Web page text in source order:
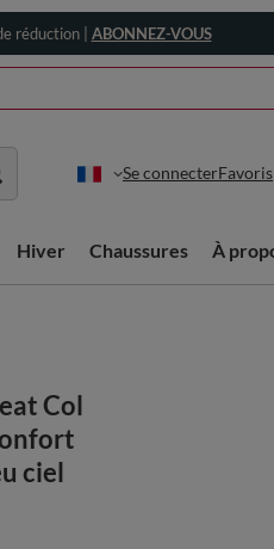
réduction | ABONNEZ-VOUS
Se connecterFavoris
Hiver Chaussures À
Col
ciel